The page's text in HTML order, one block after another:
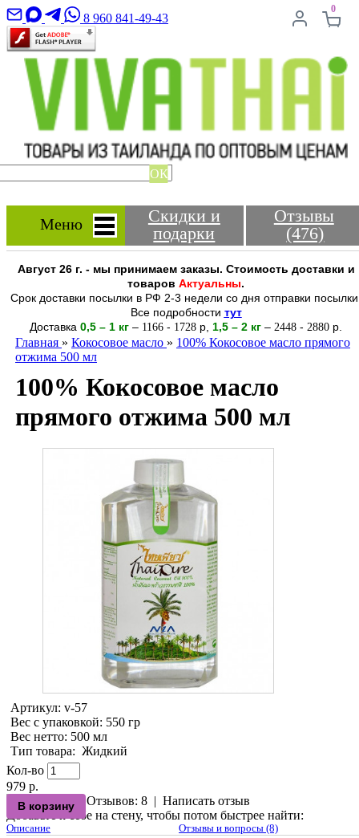
8 960 841-49-43
0
ОК
Меню
Скидки и
подарки
Отзывы
(476)
Август 26 г. - мы принимаем заказы. Стоимость доставки и
товаров Актуальны.
Срок доставки посылки в РФ 2-3 недели со дня отправки
Все подробности тут
Доставка 0,5 – 1 кг – 1166 - 1728 р 1,5 – 2 кг – 2448 - 2880 р.
Главная » Кокосовое масло » 100% Кокосовое масло прямого
отжима 500 мл
100% Кокосовое масло
прямого отжима 500 мл
Артикул: v-57
Вес с упаковкой: 550 гр
Вес нетто: 500 мл
Тип товара: Жидкий
Кол-во
979 р.
Отзывов: 8 | Написать отзыв
Добавьте к себе на стену, чтобы потом быстрее найти:
Описание Отзывы и вопросы (8)